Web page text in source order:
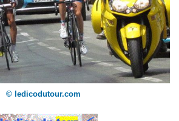
© ledicodutour.com